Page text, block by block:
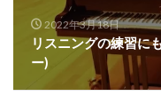
2022年3月18日
リスニングの練習に
ー)